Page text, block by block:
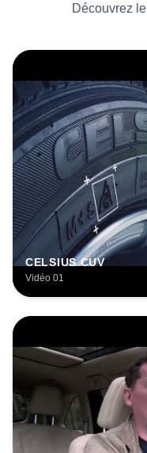
Découvrez le
CELSIUS CUV
Vidéo 01